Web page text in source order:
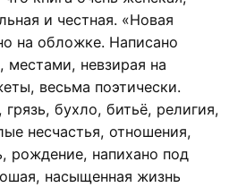
и честная. «Новая
на обложке. Написано
местами, невзирая на
весьма поэтически.
бухло, битьё, религия,
несчастья, отношения,
рождение, напихано под
насыщенная жизнь